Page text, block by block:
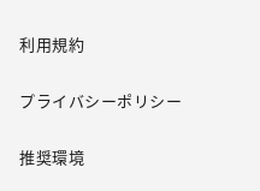
利用規約
プライバシーポリシー
推奨環境